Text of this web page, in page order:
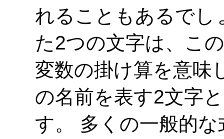
れることもあるでし
た2つの文字は、こ
変数の掛け算を意味
の名前を表す2文字
す。 多くの一般的